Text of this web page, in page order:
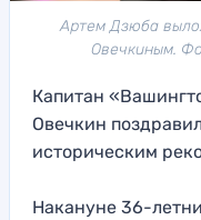
Артем Дзюба
Овечкиным.
Капитан
Овечкин
историческим
Накануне 36-